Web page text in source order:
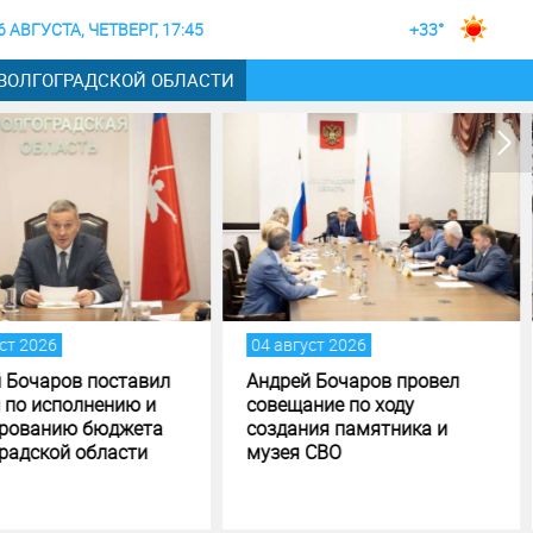
АВГУСТА, ЧЕТВЕРГ, 17:45 +33°
ОБЛАСТИ
2026
Бочаров провел
по ходу
памятника и
СВО
04 август 2026
Строительство музея
специальной военной
операции в Волгограде - на
финишной прямой